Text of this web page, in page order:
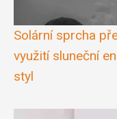
Solární sprcha
využití sluneční
styl